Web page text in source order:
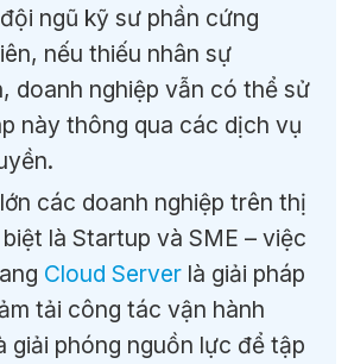
ngũ kỹ sư phần cứng
nếu thiếu nhân sự
doanh nghiệp vẫn có thể sử
này thông qua các dịch vụ
các doanh nghiệp trên thị
là Startup và SME – việc
Cloud Server là giải pháp
tải công tác vận hành
giải phóng nguồn lực để tập